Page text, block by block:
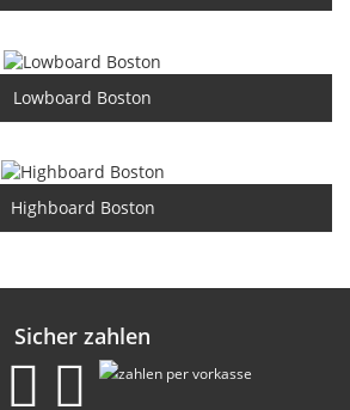
Lowboard Boston
Highboard Boston
Sicher zahlen